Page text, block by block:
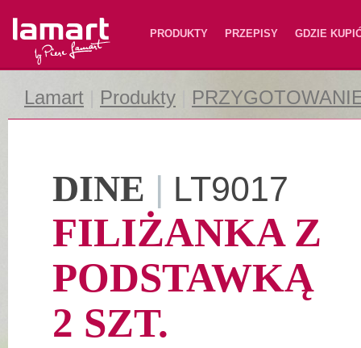
Lamart PRODUKTY PRZEPISY GDZIE
Lamart Produkty
DINE | LT9017
FILIŻANKA Z
PODSTAWKĄ
2 SZT.